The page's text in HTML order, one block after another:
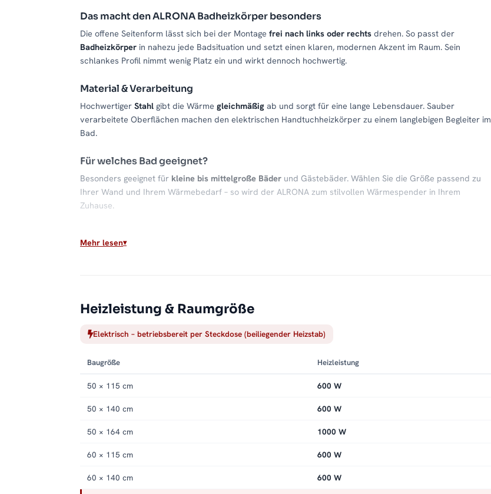
Das macht den ALRONA Badheizkörper besonders
Die offene Seitenform lässt sich bei der Montage frei nach links oder rechts drehen. So passt der
Badheizkörper in nahezu jede Badsituation und setzt einen klaren, modernen Akzent im Raum. Sein
schlankes Profil nimmt wenig Platz ein und wirkt dennoch hochwertig.
Material & Verarbeitung
Hochwertiger Stahl gibt die Wärme gleichmäßig ab und sorgt für eine lange Lebensdauer. Sauber
verarbeitete Oberflächen machen den elektrischen Handtuchheizkörper zu einem langlebigen Begleiter im
Bad.
Für welches Bad geeignet?
Besonders geeignet für kleine bis mittelgroße Bäder und Gästebäder. Wählen Sie die Größe passend zu
Ihrer Wand und Ihrem Wärmebedarf – so wird der ALRONA zum stilvollen Wärmespender in Ihrem
Zuhause.
EinHandtuchheizkörper
Passende Varianten, Zubehör & Service
Montageservice.
Mehr lesen
Heizleistung & Raumgröße
Elektrisch – betriebsbereit per Steckdose (beiliegender Heizstab)
Baugröße Heizleistung
50 × 115 cm 600 W
50 × 140 cm 600 W
50 × 164 cm 1000 W
60 × 115 cm 600 W
60 × 140 cm 600 W